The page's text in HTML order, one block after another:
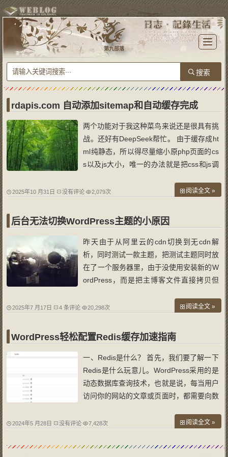
T
o
l
e
n
i
n
第九部落
rdapis.com 自动添加sitemap和自动缓存完成
两个功能对于我这种菜鸟来说还是很具有挑
战。还好有DeepSeek帮忙。 由于缓存成ht
ml纯静态，所以得尽量缩小原php页面的cs
s以及js大小，唯一的办法就是把css和js调
查询js里嵌套有php语言，所以不能直接拷
现。 一是增加缓存功能（同时支持手动在
线
2025年10 月31日 没有评论 2,079次 阅读全文 »
后台无法切换WordPress主题的小原因
昨天由于从阿里云的cdn切换到无cdn解
析，同时测试一款主题，把测试主题同时放
在了一个服务器里，由于没使用安装新的W
ordPress，而是把主博客文件直接拷贝但
里删除了原主题，但是不知道为了，导致原
博客后台，把主题切换到原主题，提示成
功，
2025年7 月17日 4 条评论 20,298次 阅读全文 »
WordPress轻松配置Redis缓存加速指南
一、Redis是什么？ 首先，我们要了解一下
Redis是什么玩意儿。WordPress采用的是
动态数据库查询技术，也就是说，每当用户
访问你的网站的文章或页面时，都需要向数
的查询结果（不考虑任何缓存技术）。问题
查询会成为网站速度的绊脚石。如果你的
2024年5 月28日 没有评论 7,428次 阅读全文 »